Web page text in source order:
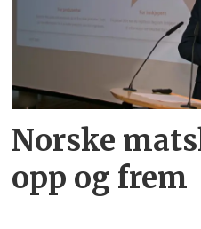
Norske
opp og frem